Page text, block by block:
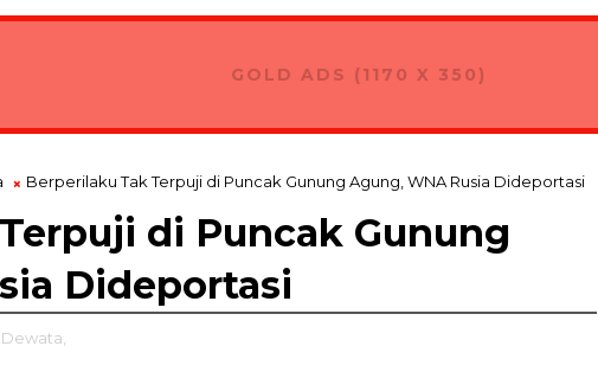
GOLD ADS (1170 X 350)
Berperilaku Tak Terpuji di Puncak Gunung Agung, WNA Rusia Dideportasi
di Puncak Gunung
Dideportasi